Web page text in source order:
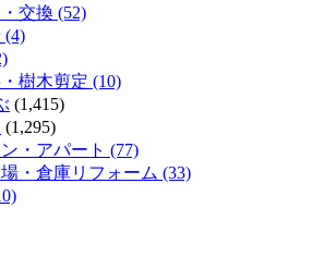
交換 (52)
(4)
樹木剪定 (10)
(1,415)
(1,295)
・アパート (77)
・倉庫リフォーム (33)